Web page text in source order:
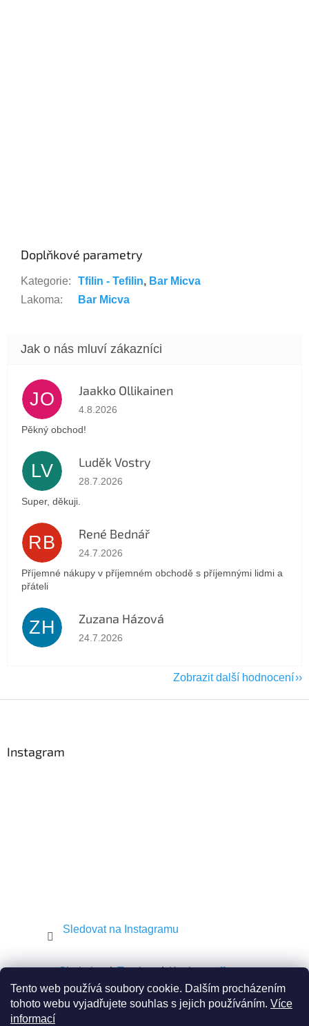
Tento web používá soubory cookie. Dalším procházením
tohoto webu vyjadřujete souhlas s jejich používáním. Více
informací
Doplňkové parametry
Kategorie: Tfilin - Tefilin, Bar Micva
Lakoma: Bar Micva
JO Jaakko Ollikainen
Hodnocení obchodu je 5 z 5 hvězdiček.
4.8.2026
Pěkný obchod!
LV Luděk Vostry
Hodnocení obchodu je 5 z 5 hvězdiček.
28.7.2026
Super, děkuji.
RB René Bednář
Hodnocení obchodu je 5 z 5 hvězdiček.
24.7.2026
Příjemné nákupy v příjemném obchodě s příjemnými lidmi a
přáteli
ZH Zuzana Házová
Hodnocení obchodu je 5 z 5 hvězdiček.
24.7.2026
Zobrazit další hodnocení
Instagram
Sledovat na Instagramu
Shekel.cz Torah.cz Kosher-coffee.cz